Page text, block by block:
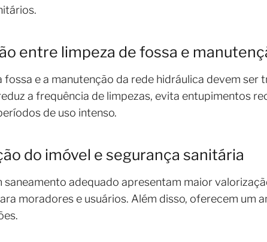
entre limpeza de fossa e
fossa e a manutenção da rede hidráulica devem
a frequência de limpezas, evita entupimentos
de uso intenso.
do imóvel e segurança sanitária
saneamento adequado apresentam maior
moradores e usuários. Além disso, oferecem um